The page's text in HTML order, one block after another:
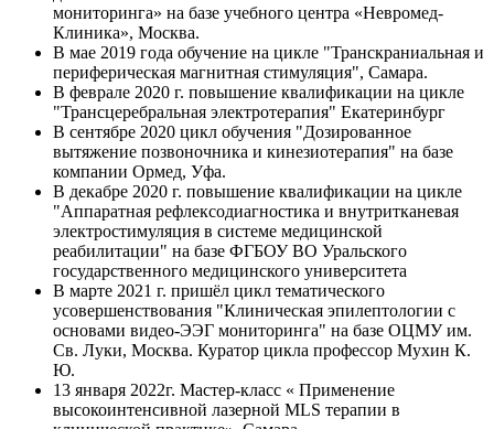
мониторинга» на базе учебного центра «Невромед-
Клиника», Москва.
В мае 2019 года обучение на цикле "Транскраниальная и
периферическая магнитная стимуляция", Самара.
В феврале 2020 г. повышение квалификации на цикле
"Трансцеребральная электротерапия" Екатеринбург
В сентябре 2020 цикл обучения "Дозированное
вытяжение позвоночника и кинезиотерапия" на базе
компании Ормед, Уфа.
В декабре 2020 г. повышение квалификации на цикле
"Аппаратная рефлексодиагностика и внутритканевая
электростимуляция в системе медицинской
реабилитации" на базе ФГБОУ ВО Уральского
государственного медицинского университета
В марте 2021 г. пришёл цикл тематического
усовершенствования "Клиническая эпилептологии с
основами видео-ЭЭГ мониторинга" на базе ОЦМУ им.
Св. Луки, Москва. Куратор цикла профессор Мухин К.
Ю.
13 января 2022г. Мастер-класс « Применение
высокоинтенсивной лазерной MLS терапии в